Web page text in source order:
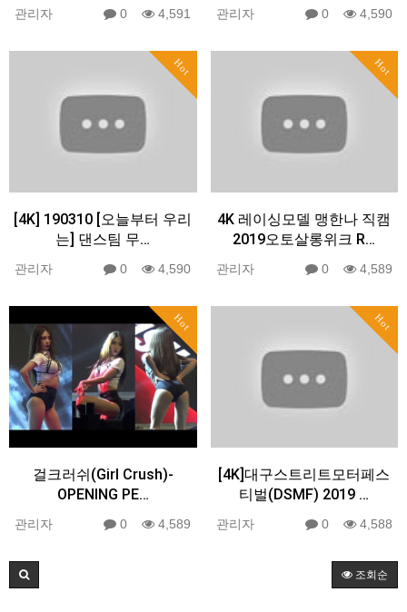
관리자 0 4,591 관리자 0 4,590
Hot
[4K] 190310 [오늘부터 우리
는] 댄스팀 무…
관리자 0 4,590
Hot
4K 레이싱모델 맹한나 직캠
2019오토살롱위크 R…
관리자 0 4,589
Hot
걸크러쉬(Girl Crush)-
OPENING PE…
관리자 0 4,589
Hot
[4K]대구스트리트모터페스
티벌(DSMF) 2019 …
관리자 0 4,588
조회순